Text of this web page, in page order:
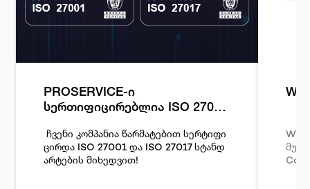
PROSERVICE-ი
სერთიფიცირებლია ISO 27001
მიხედვით!
ჩვენი კომპანია წარმატებით სერტიფი
ცირდა ISO 27001 და ISO 27017 სტანდ
არტების მიხედვით!